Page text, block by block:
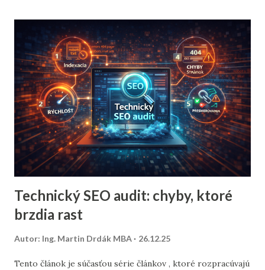
do rankingu . Obsahový SEO audit pomáha pochopiť, čo
presne ľudia hľadajú , ako s tým pracuje váš web dnes a kde
konkrétne strácate návštevnosť . Prečo samotná „kvalita
obsahu“ nestačí Častý omyl je predstava, že: „Keď napíšeme
dobrý článok, Google ho nájde.“ V realite Google hodnotí:
či obsah odpovedá na konkrétny dopyt , či rieši správny
zámer (informo...
Technický SEO audit: chyby, ktoré
brzdia rast
Autor: Ing. Martin Drdák MBA 26.12.25
Tento článok je súčasťou série článkov , ktoré rozpracúvajú